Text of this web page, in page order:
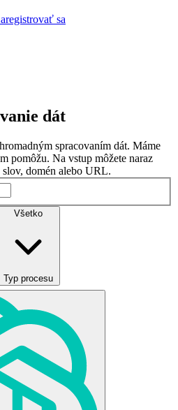
sa
dát
spracovaním dát. Máme
pomôžu. Na vstup môžete naraz
domén alebo URL.
Všetko
Typ procesu